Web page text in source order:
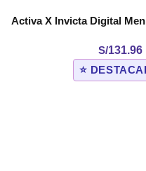
Activa X Invicta Digital
S/131.96
⭐